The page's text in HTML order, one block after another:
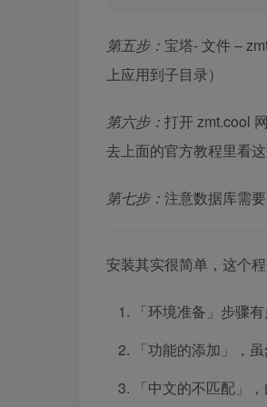
第五步： 宝塔- 文件 –
上应用到子目录）
第六步： 打开 zmt.cool
去上面的官方教程里看
第七步： 注意数据库需
安装其实很简单，这个
「环境准备」步骤有
「功能的添加」，
「中文的不匹配」